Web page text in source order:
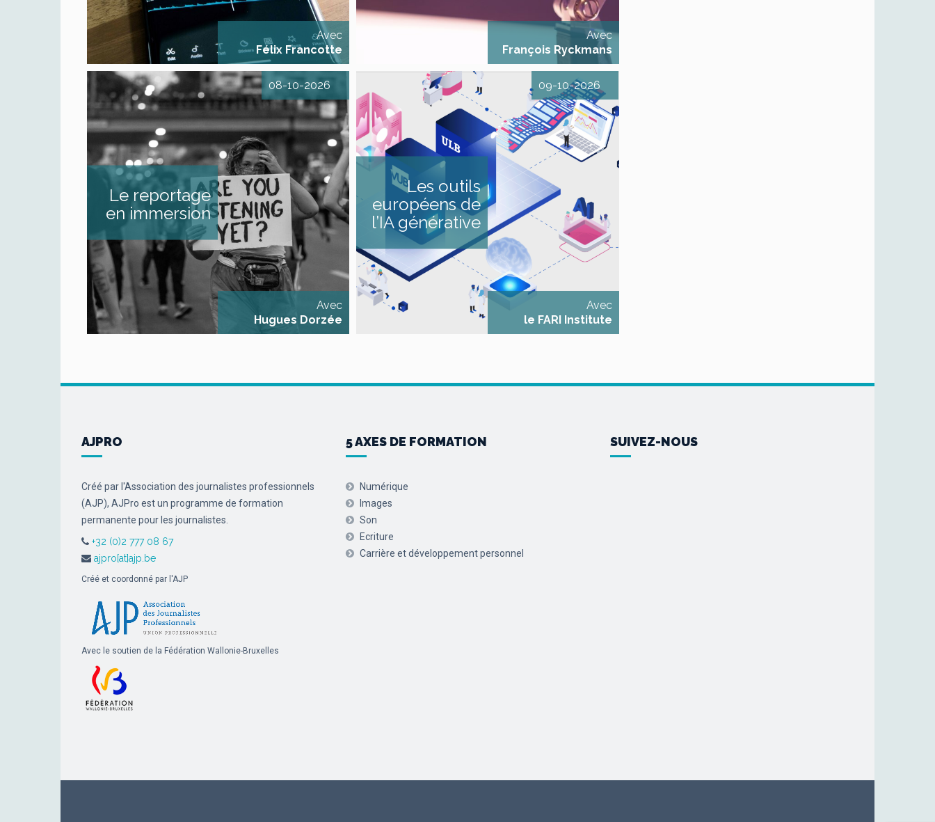
Avec
Félix Francotte
Avec
François Ryckmans
08-10-2026
Le reportage
en immersion
Avec
Hugues Dorzée
Le reportage en immersion
L'art du reportage ou l'anti-
micro-trottoir. Méthodes et
savoir-être DESCRIPTIF Pour
réaliser un reportage au long
cours, il faut de la méthode et
une nécessaire humanité.
Le.la journaliste doit
s’immerger dans un
environnement souvent
nouveau, parfois hostile.
S’adapter à ses
interlocuteur.trices (posture
humble, langage approprié,
absence de jugement…).
Adopter une ligne de [...]
09-10-2026
Les outils
européens de
l’IA générative
Avec
le FARI Institute
L'IA pour les journalistes Les
outils européens de l'IA
générative, usages et enjeux
DESCRIPTIF Au cours de cette
journée, les participants
découvriront les principales
alternatives européennes à l'IA
générative, telles que Mistral
et Lumo. À travers des
présentations, des discussions
et des exercices pratiques, ils
exploreront les enjeux de la
souveraineté des données,
apprendront à [...]
AJPRO
Créé par l'Association des journalistes professionnels
(AJP), AJPro est un programme de formation
permanente pour les journalistes.
+32 (0)2 777 08 67
ajpro[at]ajp.be
Créé et coordonné par l'AJP
Avec le soutien de la Fédération Wallonie-Bruxelles
5 AXES DE FORMATION
Numérique
Images
Son
Ecriture
Carrière et développement personnel
SUIVEZ-NOUS